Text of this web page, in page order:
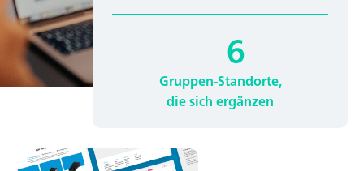
6
Gruppen-Standorte,
die sich ergänzen